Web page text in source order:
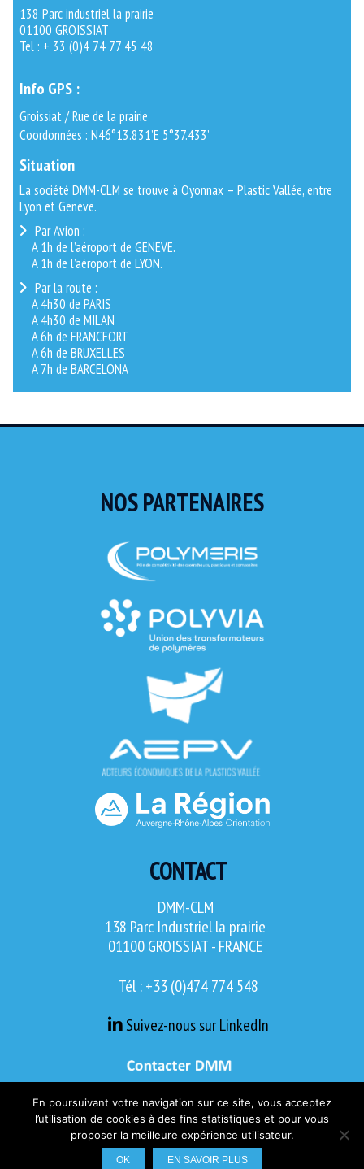
138 Parc industriel la prairie
01100 GROISSIAT
Tel : + 33 (0)4 74 77 45 48
Info GPS :
Groissiat / Rue de la prairie
Coordonnées : N46°13.831’E 5°37.433’
Situation
La société DMM-CLM se trouve à Oyonnax – Plastic Vallée, entre
Lyon et Genève.
Par Avion :
A 1h de l’aéroport de GENEVE.
A 1h de l’aéroport de LYON.
Par la route :
A 4h30 de PARIS
A 4h30 de MILAN
A 6h de FRANCFORT
A 6h de BRUXELLES
A 7h de BARCELONA
NOS PARTENAIRES
CONTACT
DMM-CLM
138 Parc Industriel la prairie
01100 GROISSIAT - FRANCE
Tél : +33 (0)474 774 548
Suivez-nous sur LinkedIn
En poursuivant votre navigation sur ce site, vous acceptez
l’utilisation de cookies à des fins statistiques et pour vous
proposer la meilleure expérience utilisateur.
OK EN SAVOIR PLUS